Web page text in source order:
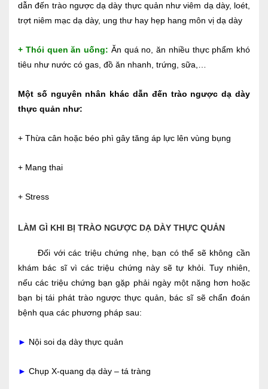
dẫn đến trào ngược dạ dày thực quản như viêm dạ dày, loét,
trợt niêm mạc dạ dày, ung thư hay hẹp hang môn vị dạ dày
+ Thói quen ăn uống: Ăn quá no, ăn nhiều thực phẩm khó
tiêu như nước có gas, đồ ăn nhanh, trứng, sữa,…
Một số nguyên nhân khác dẫn đến trào ngược dạ dày
thực quản như:
+ Thừa cân hoặc béo phì gây tăng áp lực lên vùng bụng
+ Mang thai
+ Stress
LÀM GÌ KHI BỊ TRÀO NGƯỢC DẠ DÀY THỰC QUẢN
Đối với các triệu chứng nhẹ, bạn có thể sẽ không cần
khám bác sĩ vì các triệu chứng này sẽ tự khỏi. Tuy nhiên,
nếu các triệu chứng bạn gặp phải ngày một nặng hơn hoặc
bạn bị tái phát trào ngược thực quản, bác sĩ sẽ chẩn đoán
bệnh qua các phương pháp sau:
► Nội soi dạ dày thực quản
► Chụp X-quang dạ dày – tá tràng